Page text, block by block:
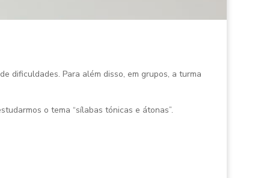
dificuldades. Para além disso, em grupos, a turma
o tema “sílabas tónicas e átonas”.